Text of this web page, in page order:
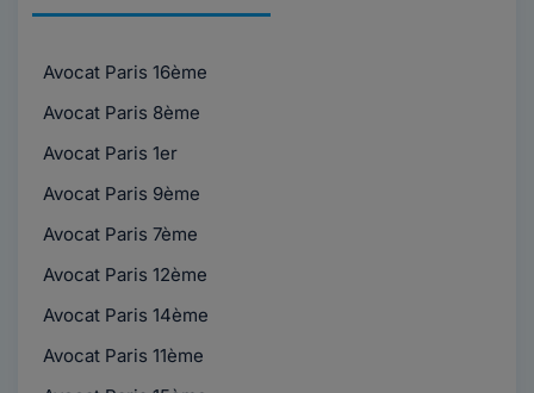
Avocat Paris 16ème
Avocat Paris 8ème
Avocat Paris 1er
Avocat Paris 9ème
Avocat Paris 7ème
Avocat Paris 12ème
Avocat Paris 14ème
Avocat Paris 11ème